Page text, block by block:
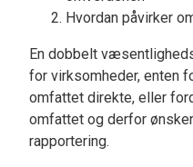
Hvordan påvirker
En dobbelt
for virksomheder, enten
omfattet direkte, eller
omfattet og derfor
rapportering.